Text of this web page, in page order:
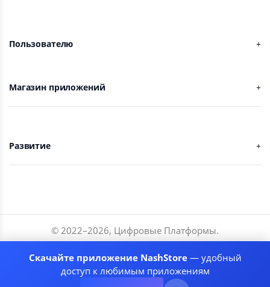
Пользователю
Магазин приложений
Развитие
© 2022–2026, Цифровые Платформы.
Разработчики
Соглашение
Скачайте приложение NashStore— удобный
доступ к любимым приложениям